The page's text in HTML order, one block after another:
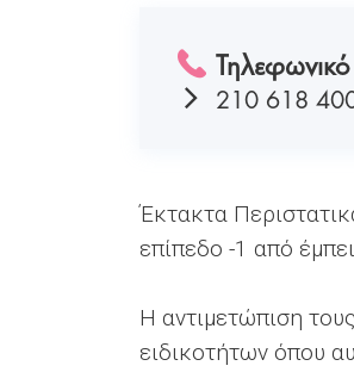
210 618
Έκτακτα
επίπεδο -1 από
Η αντιμετώπιση
ειδικοτήτων όπου